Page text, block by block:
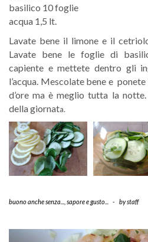
basilico 10 foglie
acqua 1,5 lt.
Lavate bene il limone e il
Lavate bene le foglie di
capiente e mettete dentro gli
l’acqua. Mescolate bene e
d’ore ma è meglio tutta la notte.
della giornata.
buono anche senza... sapore e gusto... - bystaff